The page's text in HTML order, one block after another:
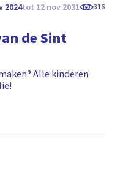
2024tot 12 nov 2031 316
de Sint
Alle kinderen